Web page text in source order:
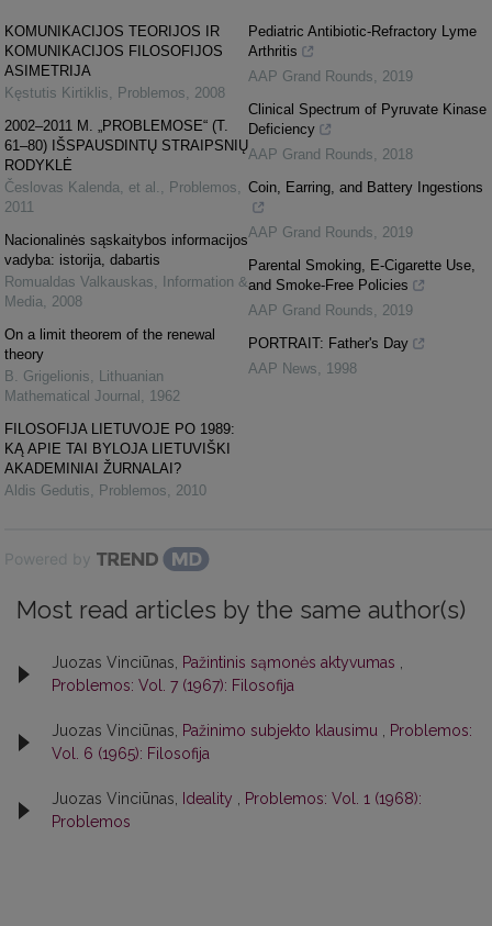
KOMUNIKACIJOS TEORIJOS IR
KOMUNIKACIJOS FILOSOFIJOS
ASIMETRIJA
Kęstutis Kirtiklis
Problemos
2008
2002–2011 M. „PROBLEMOSE“ (T.
61–80) IŠSPAUSDINTŲ STRAIPSNIŲ
RODYKLĖ
Česlovas Kalenda, et al.
Problemos
2011
Nacionalinės sąskaitybos informacijos
vadyba: istorija, dabartis
Romualdas Valkauskas
Information &
Media
2008
On a limit theorem of the renewal
theory
B. Grigelionis
Lithuanian
Mathematical Journal
1962
FILOSOFIJA LIETUVOJE PO 1989:
KĄ APIE TAI BYLOJA LIETUVIŠKI
AKADEMINIAI ŽURNALAI?
Aldis Gedutis
Problemos 2010
Pediatric Antibiotic-Refractory Lyme
Arthritis
AAP Grand Rounds
2019
Clinical Spectrum of Pyruvate Kinase
Deficiency
AAP Grand Rounds
2018
Coin, Earring, and Battery Ingestions
AAP Grand Rounds
2019
Parental Smoking, E-Cigarette Use,
and Smoke-Free Policies
AAP Grand Rounds
2019
PORTRAIT: Father's Day
AAP News
1998
Powered by
Most read articles by the same author(s)
Juozas Vinciūnas, Pažintinis sąmonės aktyvumas
Problemos: Vol. 7 (1967): Filosofija
Juozas Vinciūnas, Pažinimo subjekto klausimu
Problemos:
Vol. 6 (1965): Filosofija
Juozas Vinciūnas, Ideality
Problemos: Vol. 1 (1968):
Problemos